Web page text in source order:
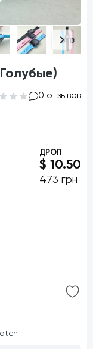
0 отзывов
ДРОП
$ 10.50
473 грн